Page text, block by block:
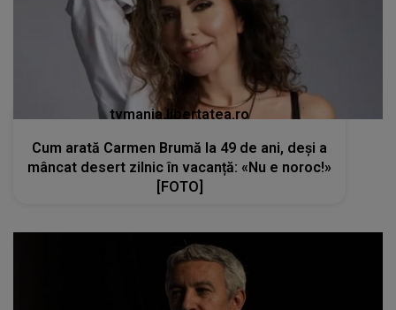
tvmania.libertatea.ro
Cum arată Carmen Brumă la 49 de ani, deși a
mâncat desert zilnic în vacanță: «Nu e noroc!»
[FOTO]